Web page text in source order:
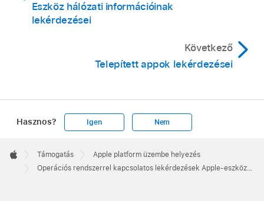
Eszköz hálózati információinak
lekérdezései
Következő
Telepített appok lekérdezései
Hasznos? Igen Nem
Footer

Apple
Támogatás
Apple platform üzembe helyezés
Operációs rendszerrel kapcsolatos lekérdezések Apple-eszközökhöz